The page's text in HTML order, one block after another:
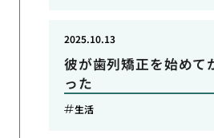
彼が歯列矯正を始めて
った
2025.10.13
生活